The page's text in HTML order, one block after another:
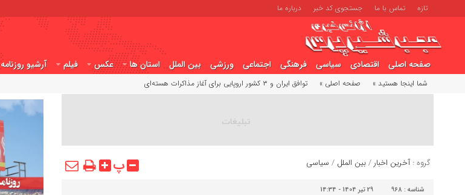
تازه تماس با ما جستجوی کد خبر درباره ما
صفحه اصلی اقتصادی سیاسی فرهنگی اجتماعی ورزشی بین الملل استان ها عکس فیلم آرشیو روزنامه
شما اینجا هستید » صفحه اصلی » توافق ایران و ۳ کشور اروپایی برای آغاز مذاکرات هسته‌ای
گروه :آخرین اخبار /بین الملل / سیاسی پ
شناسه : 968 29 تیر 1404 - 14:34